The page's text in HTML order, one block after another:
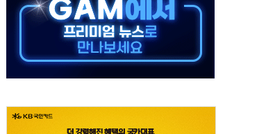
견·주요 정당 - 8월 7일
석 후보 - 8월 7일
검회의…주택 공급 대책 막바지 조율